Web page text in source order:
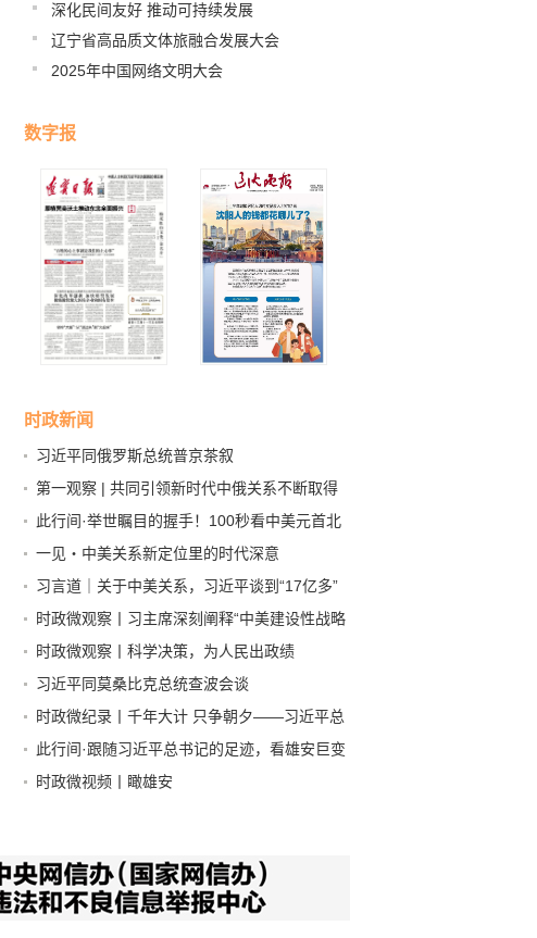
深化民间友好 推动可持续发展
辽宁省高品质文体旅融合发展大会
2025年中国网络文明大会
数字报
时政新闻
习近平同俄罗斯总统普京茶叙
第一观察 | 共同引领新时代中俄关系不断取得
新成果
此行间·举世瞩目的握手！100秒看中美元首北
京会晤
一见・中美关系新定位里的时代深意
习言道｜关于中美关系，习近平谈到“17亿多”
和“80多亿”
时政微观察丨习主席深刻阐释“中美建设性战略
稳定关系”的核心要义
时政微观察丨科学决策，为人民出政绩
习近平同莫桑比克总统查波会谈
时政微纪录丨千年大计 只争朝夕——习近平总
书记赴河北雄安新区考察纪实
此行间·跟随习近平总书记的足迹，看雄安巨变
时政微视频丨瞰雄安